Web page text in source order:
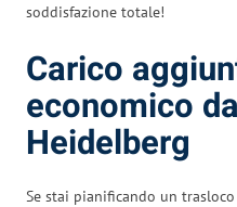
soddisfazione totale!
Carico
economico
Heidelberg
Se stai pianificando un